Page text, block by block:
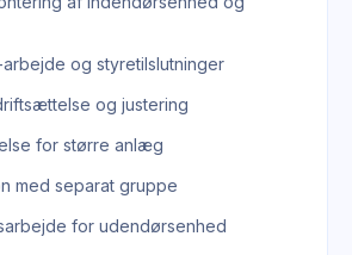
og styretilslutninger
og justering
for større anlæg
med separat gruppe
for udendørsenhed